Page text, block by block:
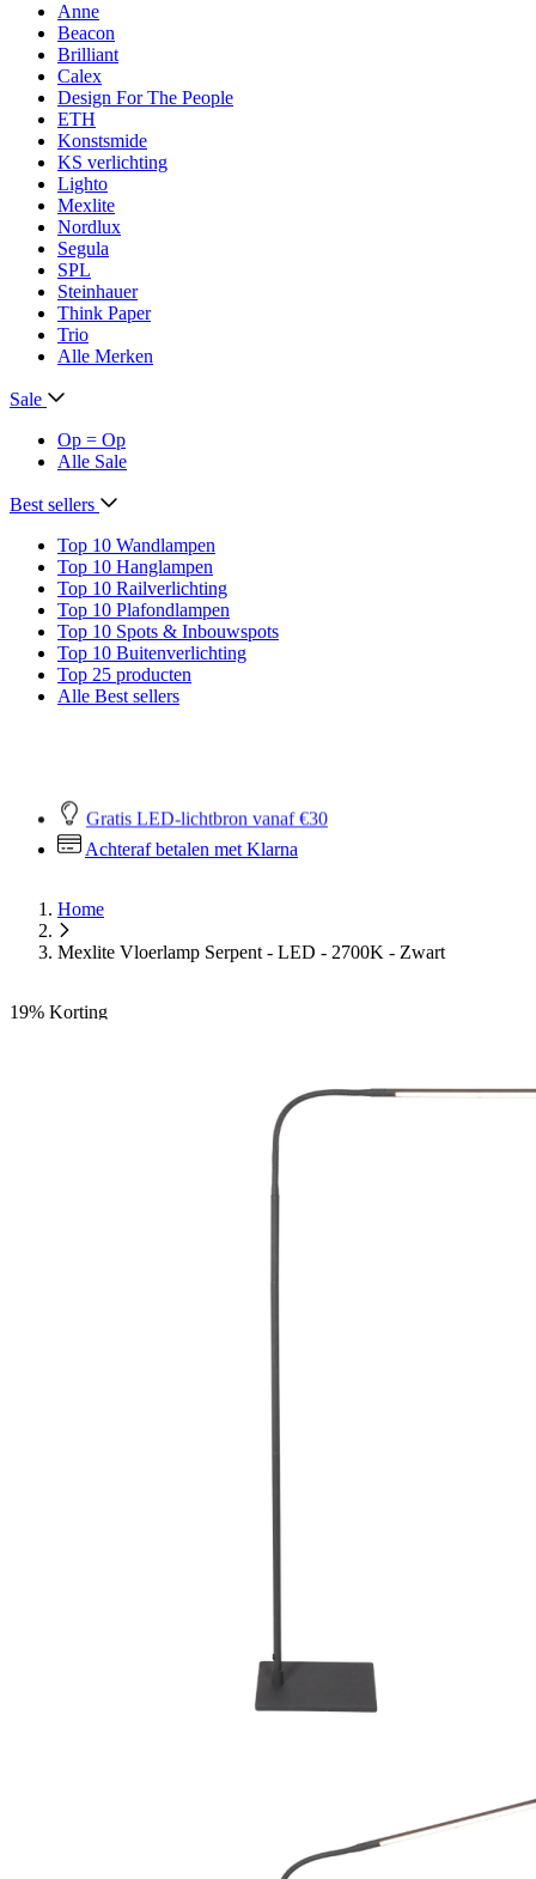
Anne
Beacon
Brilliant
Calex
Design For The People
ETH
Konstsmide
KS verlichting
Lighto
Mexlite
Nordlux
Segula
SPL
Steinhauer
Think Paper
Trio
Alle Merken
Sale
Op = Op
Alle Sale
Best sellers
Top 10 Wandlampen
Top 10 Hanglampen
Top 10 Railverlichting
Top 10 Plafondlampen
Top 10 Spots & Inbouwspots
Top 10 Buitenverlichting
Top 25 producten
Alle Best sellers
Gratis LED-lichtbron vanaf €30
Achteraf betalen met Klarna
Home
Mexlite Vloerlamp Serpent - LED - 2700K - Zwart
19% Korting